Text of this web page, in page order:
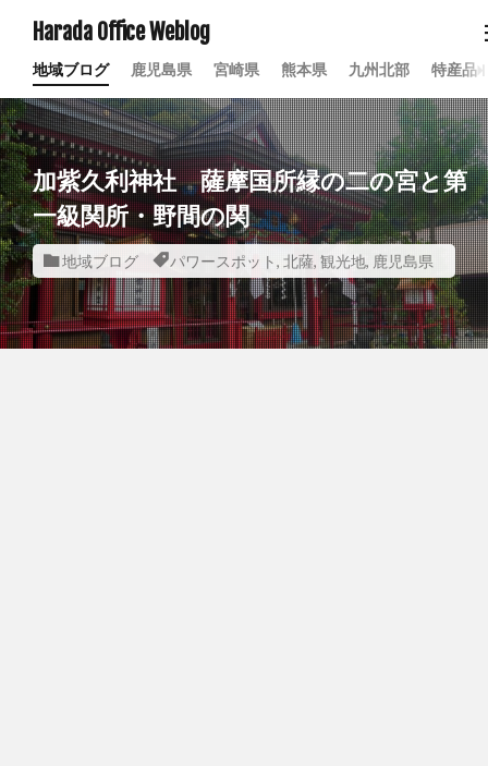
Harada Office Weblog
地域ブログ 鹿児島県 宮崎県 熊本県 九州北部 特産品
加紫久利神社 薩摩国所縁の二の宮と第
一級関所・野間の関
地域ブログ パワースポット, 北薩, 観光地, 鹿児島県